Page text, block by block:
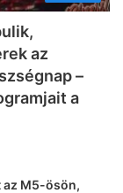
az
–
a
az M5-ösön,